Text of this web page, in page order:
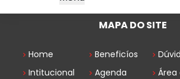
MAPA DO SITE
Home
Intitucional
Beneficíos
Agenda
Área